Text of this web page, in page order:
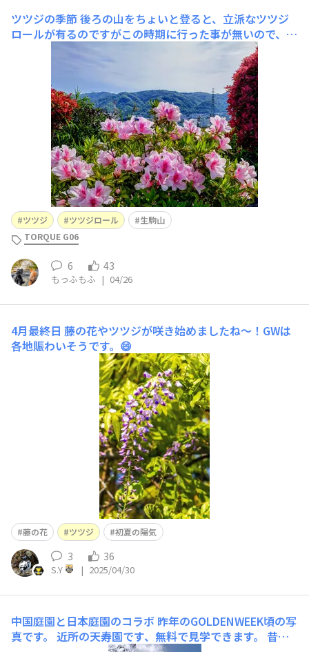
ツツジの季節後ろの山をちょいと登ると、立派なツツジ
ロールが有るのですがこの時期に行った事が無いので、か
わりに府のＨＰから紹介ページのアドレスを貼っておきま
す😅💦https://o-wonderforest.com/narukawa/flower
ツツジ ツツジロール
生駒山
TORQUE G06
6 43
もっふもふ | 04/26
4月最終日 藤の花やツツジが咲き始めましたね〜！GWは
各地賑わいそうです。😄
藤の花 ツツジ 初夏の陽気
3 36
S.Y | 2025/04/30
中国庭園と日本庭園のコラボ 昨年のGOLDENWEEK頃の写
真です。 近所の天寿園です、無料で見学できます。 昔は